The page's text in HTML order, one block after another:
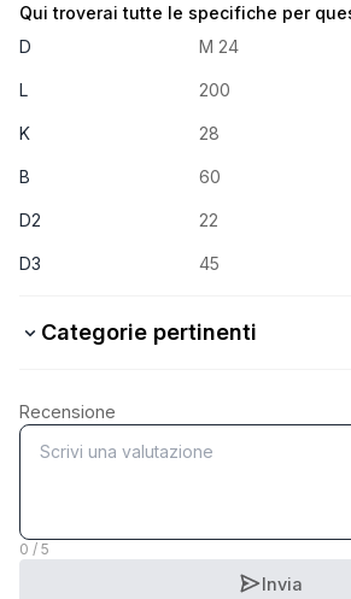
Qui troverai tutte le specifiche per
D
M 24
L 200
K 28
B 60
D2 22
D3 45
Categorie pertinenti
4.6 Stahl verzinkt
1 Categoria
Recensione
0 / 5
Invia